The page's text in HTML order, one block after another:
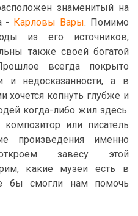
знаменитый на
- Карловы Вары. Помимо
из его источников,
также своей богатой
всегда покрыто
и недосказанности, а в
хочется копнуть глубже и
когда-либо жил здесь.
или писатель
произведения именно
завесу этой
какие музеи есть в
бы смогли нам помочь